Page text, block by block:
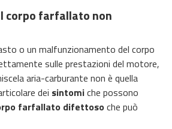
corpo farfallato non
o un malfunzionamento del corpo
sulle prestazioni del motore,
aria-carburante non è quella
dei sintomiche possono
farfallato difettoso che può